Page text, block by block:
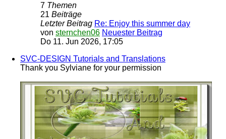
7 Themen
21 Beiträge
Letzter Beitrag Re: Enjoy this summer day
von sternchen06 Neuester Beitrag
Do 11. Jun 2026, 17:05
SVC-DESIGN Tutorials and Translations
Thank you Sylviane for your permission